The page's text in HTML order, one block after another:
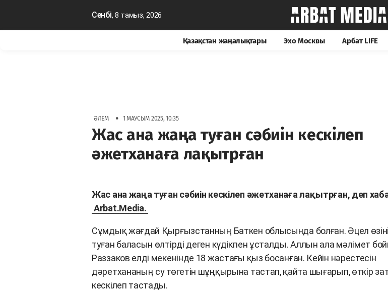
Сенбі, 8 тамыз, 2026
Қазақстан жаңалықтары Эхо Москвы Арбат LIFE
ӘЛЕМ • 1 МАУСЫМ 2025, 10:35
Жас ана жаңа туған сәбиін кескілеп
әжетханаға лақытрған
Жас ана жаңа туған сәбиін кескілеп әжетханаға лақытрған, деп
Arbat.Media.
Сұмдық жағдай Қырғызстанның Баткен облысында болған. Әцел
туған баласын өлтірді деген күдікпен ұсталды. Аллын ала мәлімет
Раззаков елді мекенінде 18 жастағы қыз босанған. Кейін нәрестесін
дәретхананың су төгетін шұңқырына тастап, қайта шығарып, өткір
кескілеп тастады.